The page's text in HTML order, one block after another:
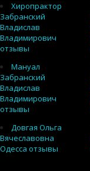
Хиропрактор
Забранский
Владислав
Владимирович
отзывы
Мануал
Забранский
Владислав
Владимирович
отзывы
Довгая Ольга
Вячеславовна
Одесса отзывы